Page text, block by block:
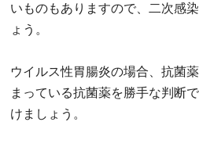
いものもありますので、二次感
ょう。
ウイルス性胃腸炎の場合、抗菌
まっている抗菌薬を勝手な判断
けましょう。